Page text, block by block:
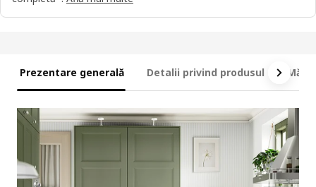
Prezentare generală Detalii privind produsul